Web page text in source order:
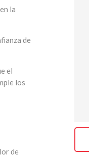
la
de
el
los
de